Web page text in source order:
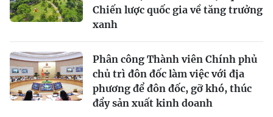
Chiến lược quốc gia về tăng trưởng
xanh
Phân công Thành viên Chính phủ
chủ trì đôn đốc làm việc với địa
phương để đôn đốc, gỡ khó, thúc
đẩy sản xuất kinh doanh